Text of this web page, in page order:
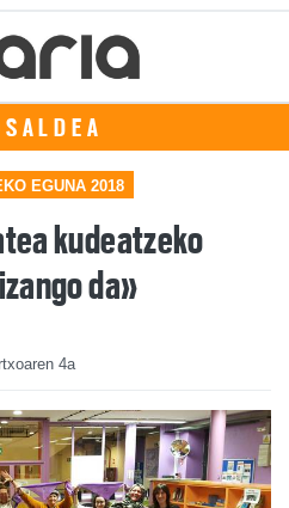
EGUNA 2018
kudeatzeko
da»
4a